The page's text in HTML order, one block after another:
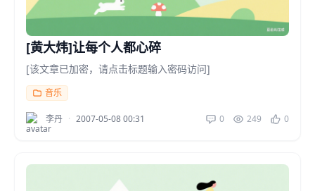
[黄大炜]让每个人都心碎
[该文章已加密，请点击标题输入密码访问]
音乐
李丹 · 2007-05-08 00:31 0 249 0